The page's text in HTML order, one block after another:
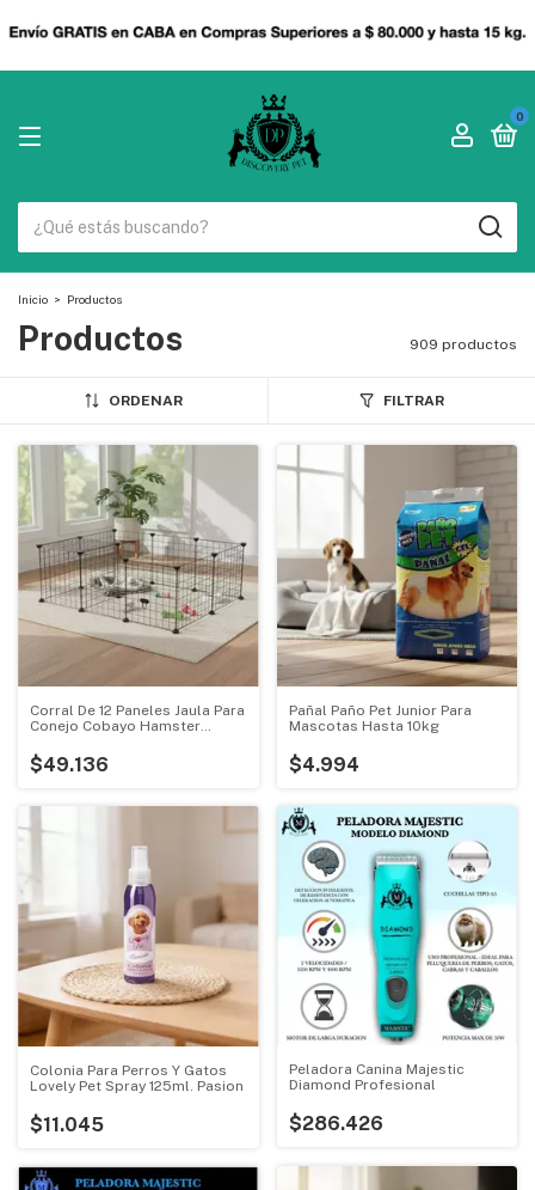
0
Inicio > Productos
Productos 909 productos
ORDENAR FILTRAR
Corral De 12 Paneles Jaula Para
Conejo Cobayo Hamster
$49.136
Pañal Paño Pet Junior Para
Mascotas Hasta 10kg
$4.994
Colonia Para Perros Y Gatos
Lovely Pet Spray 125ml. Pasion
$11.045
Peladora Canina Majestic
Diamond Profesional
$286.426